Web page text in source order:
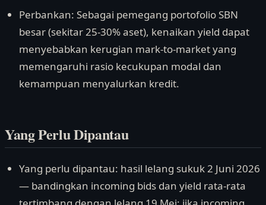
Perbankan: Sebagai pemegang portofolio SBN
besar (sekitar 25-30% aset), kenaikan yield dapat
menyebabkan kerugian mark-to-market yang
memengaruhi rasio kecukupan modal dan
kemampuan menyalurkan kredit.
Yang Perlu Dipantau
Yang perlu dipantau: hasil lelang sukuk 2 Juni 2026
— bandingkan incoming bids dan yield rata-rata